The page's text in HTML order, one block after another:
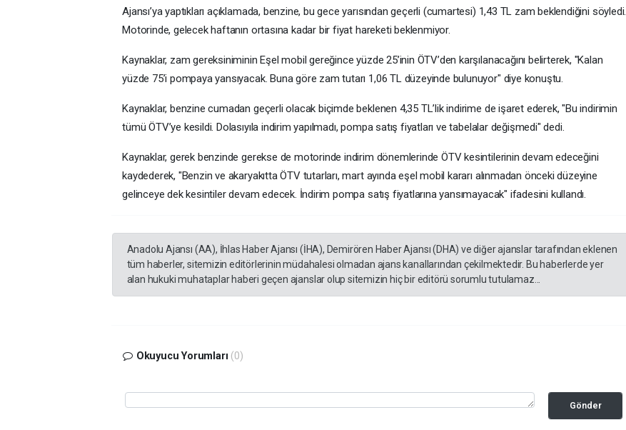
Ajansı’ya yaptıkları açıklamada, benzine, bu gece yarısından geçerli (cumartesi) 1,43 TL zam beklendiğini söyledi.
Motorinde, gelecek haftanın ortasına kadar bir fiyat hareketi beklenmiyor.
Kaynaklar, zam gereksiniminin Eşel mobil gereğince yüzde 25’inin ÖTV’den karşılanacağını belirterek, "Kalan
yüzde 75’i pompaya yansıyacak. Buna göre zam tutarı 1,06 TL düzeyinde bulunuyor" diye konuştu.
Kaynaklar, benzine cumadan geçerli olacak biçimde beklenen 4,35 TL’lik indirime de işaret ederek, "Bu indirimin
tümü ÖTV’ye kesildi. Dolasıyıla indirim yapılmadı, pompa satış fiyatları ve tabelalar değişmedi" dedi.
Kaynaklar, gerek benzinde gerekse de motorinde indirim dönemlerinde ÖTV kesintilerinin devam edeceğini
kaydederek, "Benzin ve akaryakıtta ÖTV tutarları, mart ayında eşel mobil kararı alınmadan önceki düzeyine
gelinceye dek kesintiler devam edecek. İndirim pompa satış fiyatlarına yansımayacak" ifadesini kullandı.
Anadolu Ajansı (AA), İhlas Haber Ajansı (İHA), Demirören Haber Ajansı (DHA) ve diğer ajanslar tarafından eklenen
tüm haberler, sitemizin editörlerinin müdahalesi olmadan ajans kanallarından çekilmektedir. Bu haberlerde yer
alan hukuki muhataplar haberi geçen ajanslar olup sitemizin hiç bir editörü sorumlu tutulamaz...
Okuyucu Yorumları (0)
Gönder